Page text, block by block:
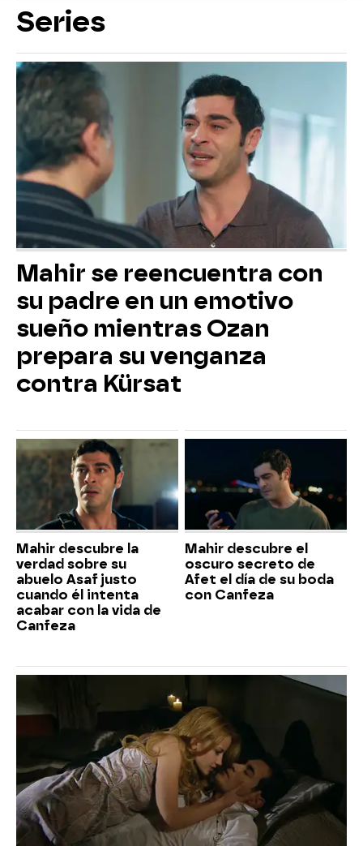
Series
Mahir se reencuentra con
su padre en un emotivo
sueño mientras Ozan
prepara su venganza
contra Kürsat
Mahir descubre la
verdad sobre su
abuelo Asaf justo
cuando él intenta
acabar con la vida de
Canfeza
Mahir descubre el
oscuro secreto de
Afet el día de su boda
con Canfeza